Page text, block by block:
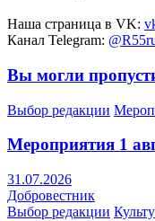
Наша страница в VK:
Канал Telegram:
Вы могли
Выбор редакции
Мероприятия 1
31.07.2026
Добровестник
Выбор редакции